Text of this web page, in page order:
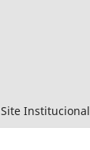
Site Institucional